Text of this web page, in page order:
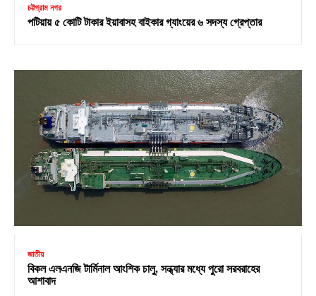
চট্টগ্রাম নগর
পটিয়ায় ৫ কোটি টাকার ইয়াবাসহ বাইকার গ্যাংয়ের ৬ সদস্য গ্রেপ্তার
জাতীয়
বিকল এলএনজি টার্মিনাল আংশিক চালু, সন্ধ্যার মধ্যে পুরো সরবরাহের
আশাবাদ